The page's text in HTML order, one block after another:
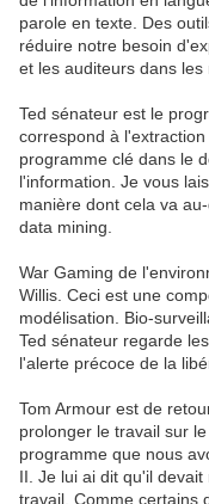
parole en texte. Des
réduire notre besoin
et les auditeurs dans les
Ted sénateur est le
correspond à
programme clé dans le
l'information. Je vous
manière dont cela va
data mining.
War Gaming de
Willis. Ceci est une
modélisation. Bio-
Ted sénateur regarde
l'alerte précoce de la
Tom Armour est de
prolonger le travail sur
programme que nous
II. Je lui ai dit qu'il
travail. Comme certains